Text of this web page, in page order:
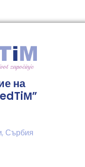
на
Сърбия